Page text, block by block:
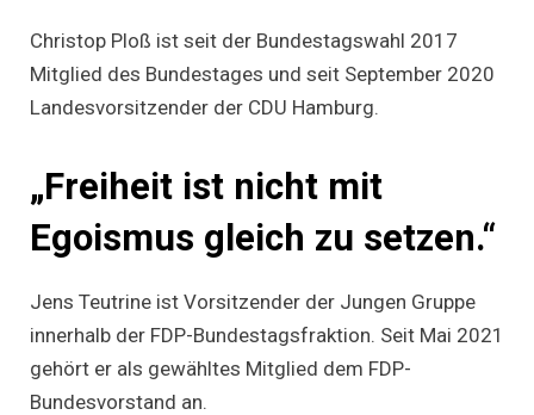
Christop Ploß ist seit der Bundestagswahl 2017
Mitglied des Bundestages und seit September 2020
Landesvorsitzender der CDU Hamburg.
„Freiheit ist nicht mit
Egoismus gleich zu setzen.“
Jens Teutrine ist Vorsitzender der Jungen Gruppe
innerhalb der FDP-Bundestagsfraktion. Seit Mai 2021
gehört er als gewähltes Mitglied dem FDP-
Bundesvorstand an.